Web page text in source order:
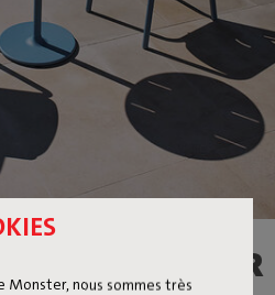
Monster, nous sommes très
D'EXTÉRIEUR